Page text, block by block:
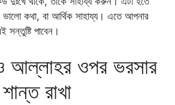
ভালো কথা, বা আর্থিক সাহায্য। এতে আপনার
পাবেন।
আল্লাহর ওপর ভরসার
রাখা